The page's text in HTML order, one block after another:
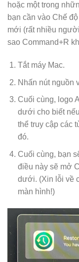
hoặc một trong
bạn cần vào Chế
mới (rất nhiều
sao Command+R
Tắt máy Mac.
Nhấn nút nguồn
Cuối cùng, logo
dưới cho biết
thể truy cập các
đó.
Cuối cùng, bạn
điều này sẽ mở
dưới. (Xin lỗi về
màn hình!)